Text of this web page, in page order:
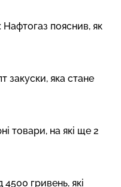
пояснив, як
закуски, яка стане
товари, на які ще 2
4500 гривень, які